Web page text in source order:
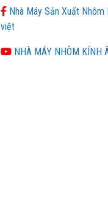
Nhà Máy Sản Xuất Nhôm
việt
NHÀ MÁY NHÔM KÍNH